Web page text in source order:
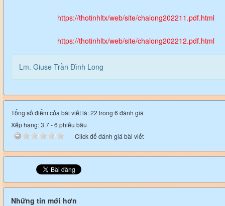
https://thotinhltx/web/site/chalong202211.pdf.html
https://thotinhltx/web/site/chalong202212.pdf.html
Lm. Giuse Trần Đình Long
Tổng số điểm của bài viết là: 22 trong 6 đánh giá
Xếp hạng:3.7-6 phiếu bầu
Click để đánh giá bài viết
Những tin mới hơn